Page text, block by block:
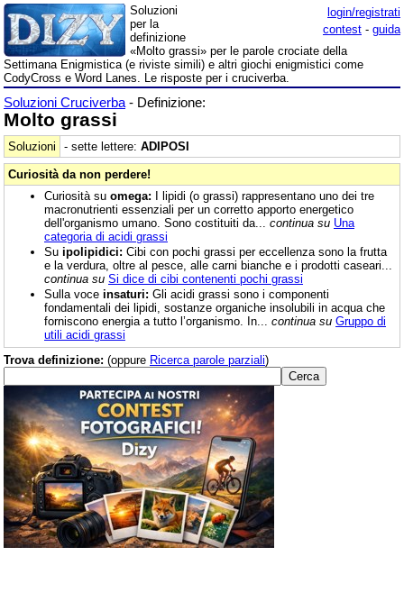
login/registrati
contest - guida
Soluzioni
per la
definizione
«Molto grassi» per le parole crociate della
Settimana Enigmistica (e riviste simili) e altri giochi enigmistici come
CodyCross e Word Lanes. Le risposte per i cruciverba.
Soluzioni Cruciverba - Definizione:
Molto grassi
Soluzioni - sette lettere: ADIPOSI
Curiosità da non perdere!
Curiosità su omega: I lipidi (o grassi) rappresentano uno dei tre
macronutrienti essenziali per un corretto apporto energetico
dell'organismo umano. Sono costituiti da... continua su Una
categoria di acidi grassi
Su ipolipidici: Cibi con pochi grassi per eccellenza sono la frutta
e la verdura, oltre al pesce, alle carni bianche e i prodotti caseari...
continua su Si dice di cibi contenenti pochi grassi
Sulla voce insaturi: Gli acidi grassi sono i componenti
fondamentali dei lipidi, sostanze organiche insolubili in acqua che
forniscono energia a tutto l’organismo. In... continua su Gruppo di
utili acidi grassi
Trova definizione: (oppure Ricerca parole parziali)